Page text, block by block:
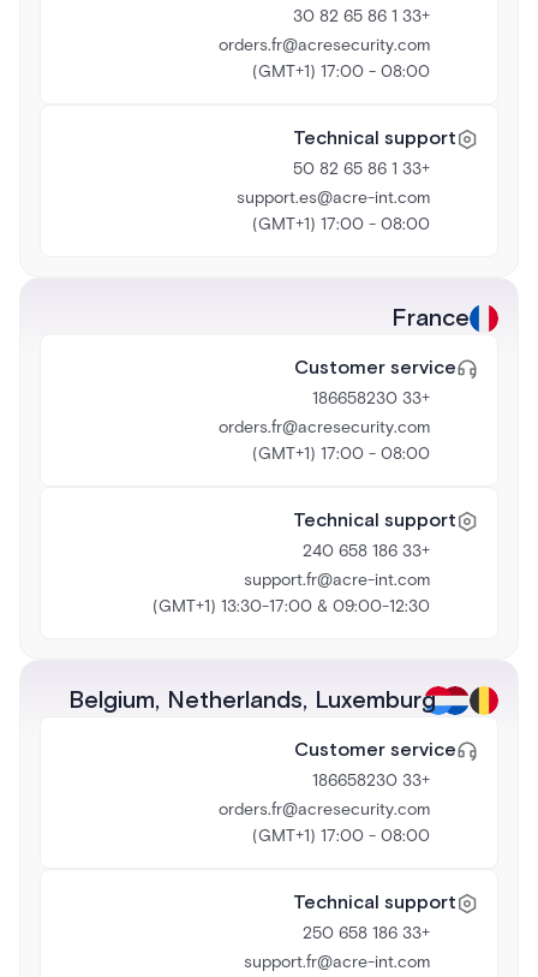
+33 1 86 65 82 30
orders.fr@acresecurity.com
08:00 - 17:00 (GMT+1)
Technical support
+33 1 86 65 82 50
support.es@acre-int.com
08:00 - 17:00 (GMT+1)
France
Customer service
+33 186658230
orders.fr@acresecurity.com
08:00 - 17:00 (GMT+1)
Technical support
+33 186 658 240
support.fr@acre-int.com
09:00-12:30 & 13:30-17:00 (GMT+1)
Belgium, Netherlands, Luxemburg
Customer service
+33 186658230
orders.fr@acresecurity.com
08:00 - 17:00 (GMT+1)
Technical support
+33 186 658 250
support.fr@acre-int.com